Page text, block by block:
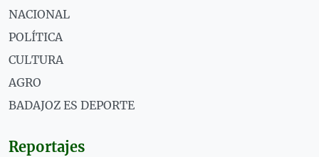
NACIONAL
POLÍTICA
CULTURA
AGRO
BADAJOZ ES DEPORTE
Reportajes